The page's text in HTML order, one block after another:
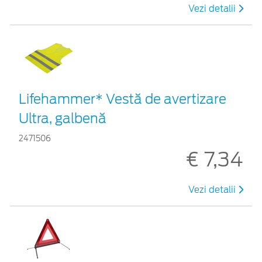
Vezi detalii
Lifehammer* Vestă de avertizare
Ultra, galbenă
2471506
€ 7,34
Vezi detalii